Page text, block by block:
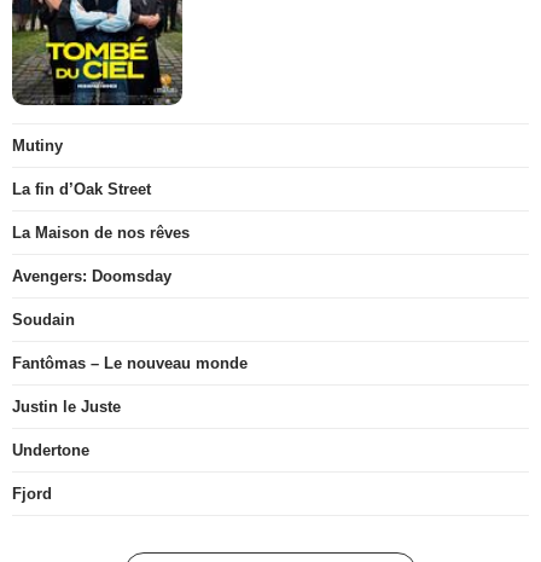
Mutiny
La fin d’Oak Street
La Maison de nos rêves
Avengers: Doomsday
Soudain
Fantômas – Le nouveau monde
Justin le Juste
Undertone
Fjord